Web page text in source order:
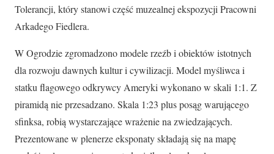
Tolerancji, który stanowi część muzealnej ekspozycji Pracowni
Arkadego Fiedlera.
W Ogrodzie zgromadzono modele rzeźb i obiektów istotnych
dla rozwoju dawnych kultur i cywilizacji. Model myśliwca i
statku flagowego odkrywcy Ameryki wykonano w skali 1:1. Z
piramidą nie przesadzano. Skala 1:23 plus posąg warującego
sfinksa, robią wystarczające wrażenie na zwiedzających.
Prezentowane w plenerze eksponaty składają się na mapę